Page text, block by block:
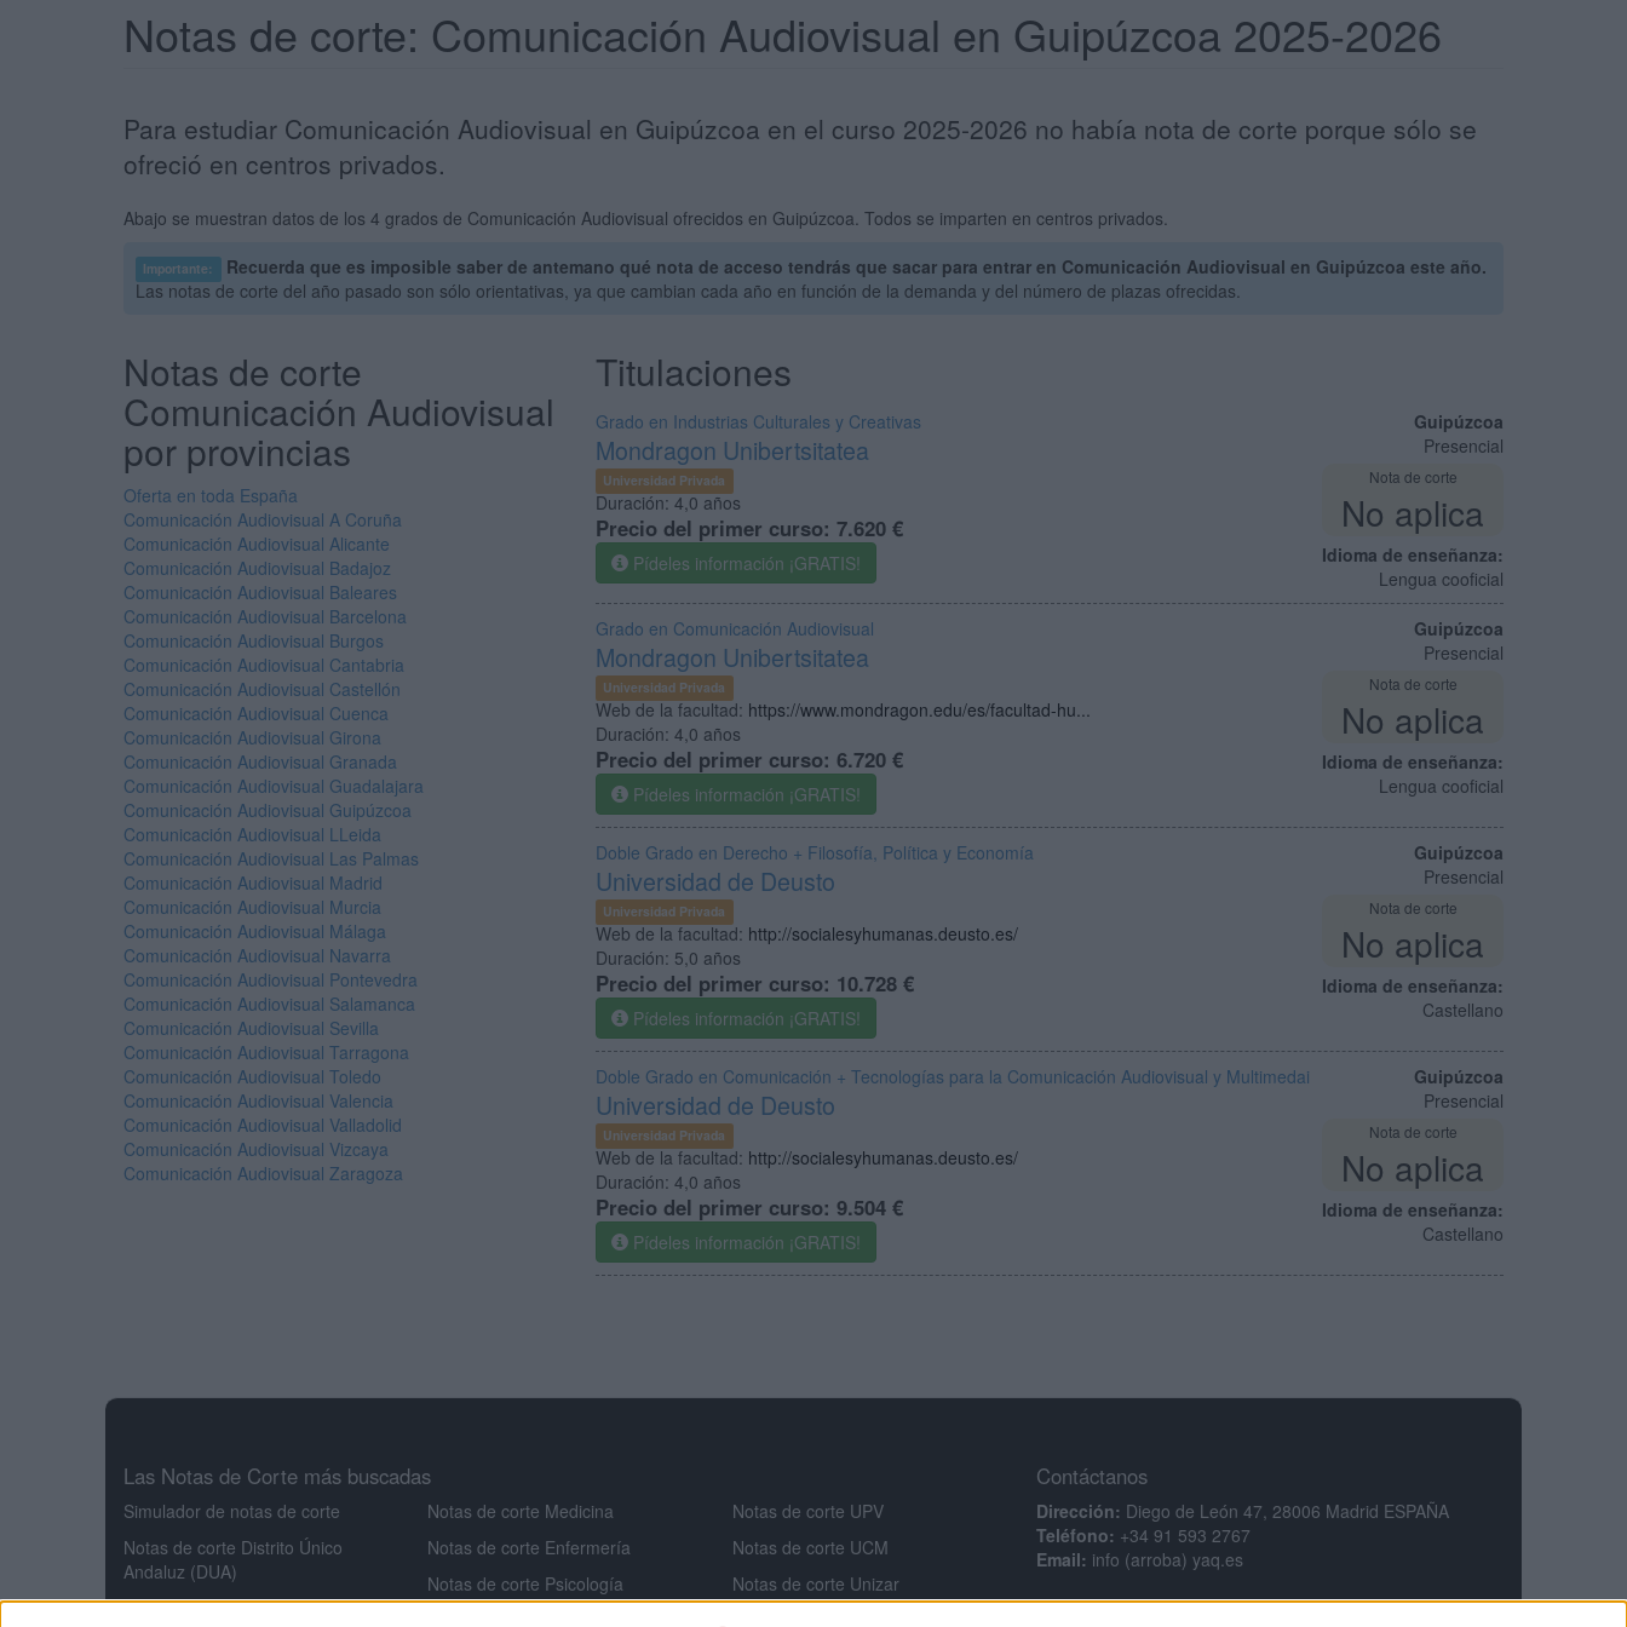
Notas de corte: Comunicación Audiovisual en Guipúzcoa 2025-2026
Para estudiar Comunicación Audiovisual en Guipúzcoa en el curso 2025-2026 no había nota de corte porque sólo se
ofreció en centros privados.
Abajo se muestran datos de los 4 grados de Comunicación Audiovisual ofrecidos en Guipúzcoa. Todos se imparten en centros privados.
Importante:
Recuerda que es imposible saber de antemano qué nota de acceso tendrás que sacar para entrar en Comunicación Audiovisual en Guipúzcoa este año.
Las notas de corte del año pasado son sólo orientativas, ya que cambian cada año en función de la demanda y del número de plazas ofrecidas.
Titulaciones
Guipúzcoa
Presencial
Nota de corte
No aplica
Idioma de enseñanza:
Lengua cooficial
Grado en Industrias Culturales y Creativas
Mondragon Unibertsitatea
Universidad Privada
Duración: 4,0 años
Precio del primer curso: 7.620 €
Pídeles información ¡GRATIS!
Guipúzcoa
Presencial
Nota de corte
No aplica
Idioma de enseñanza:
Lengua cooficial
Grado en Comunicación Audiovisual
Mondragon Unibertsitatea
Universidad Privada
Web de la facultad: https://www.mondragon.edu/es/facultad-hu...
Duración: 4,0 años
Precio del primer curso: 6.720 €
Pídeles información ¡GRATIS!
Guipúzcoa
Presencial
Nota de corte
No aplica
Idioma de enseñanza:
Castellano
Doble Grado en Derecho + Filosofía, Política y Economía
Universidad de Deusto
Universidad Privada
Web de la facultad: http://socialesyhumanas.deusto.es/
Duración: 5,0 años
Precio del primer curso: 10.728 €
Pídeles información ¡GRATIS!
Guipúzcoa
Presencial
Nota de corte
No aplica
Idioma de enseñanza:
Castellano
Doble Grado en Comunicación + Tecnologías para la Comunicación Audiovisual y Multimedai
Universidad de Deusto
Universidad Privada
Web de la facultad: http://socialesyhumanas.deusto.es/
Duración: 4,0 años
Precio del primer curso: 9.504 €
Pídeles información ¡GRATIS!
Notas de corte
Comunicación Audiovisual
por provincias
Oferta en toda España
Comunicación Audiovisual A Coruña
Comunicación Audiovisual Alicante
Comunicación Audiovisual Badajoz
Comunicación Audiovisual Baleares
Comunicación Audiovisual Barcelona
Comunicación Audiovisual Burgos
Comunicación Audiovisual Cantabria
Comunicación Audiovisual Castellón
Comunicación Audiovisual Cuenca
Comunicación Audiovisual Girona
Comunicación Audiovisual Granada
Comunicación Audiovisual Guadalajara
Comunicación Audiovisual Guipúzcoa
Comunicación Audiovisual LLeida
Comunicación Audiovisual Las Palmas
Comunicación Audiovisual Madrid
Comunicación Audiovisual Murcia
Comunicación Audiovisual Málaga
Comunicación Audiovisual Navarra
Comunicación Audiovisual Pontevedra
Comunicación Audiovisual Salamanca
Comunicación Audiovisual Sevilla
Comunicación Audiovisual Tarragona
Comunicación Audiovisual Toledo
Comunicación Audiovisual Valencia
Comunicación Audiovisual Valladolid
Comunicación Audiovisual Vizcaya
Comunicación Audiovisual Zaragoza
Las Notas de Corte más buscadas
Simulador de notas de corte
Notas de corte Distrito Único
Andaluz (DUA)
Notas de corte Madrid
Notas de corte Medicina
Notas de corte Enfermería
Notas de corte Psicología
Notas de corte UPV
Notas de corte UCM
Notas de corte Unizar
Contáctanos
Dirección: Diego de León 47, 28006 Madrid ESPAÑA
Teléfono: +34 91 593 2767
Email: info (arroba) yaq.es